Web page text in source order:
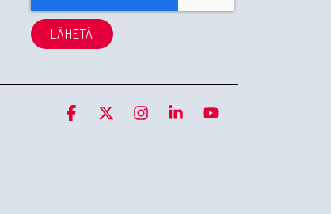
Facebook InstagramLinkedin